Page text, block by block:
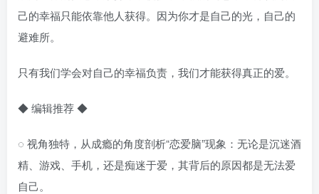
己的幸福只能依靠他人获得。因为你才是自己的光，自己的
避难所。
只有我们学会对自己的幸福负责，我们才能获得真正的爱。
◆ 编辑推荐 ◆
◌ 视角独特，从成瘾的角度剖析“恋爱脑”现象：无论是沉迷酒
精、游戏、手机，还是痴迷于爱，其背后的原因都是无法爱
自己。